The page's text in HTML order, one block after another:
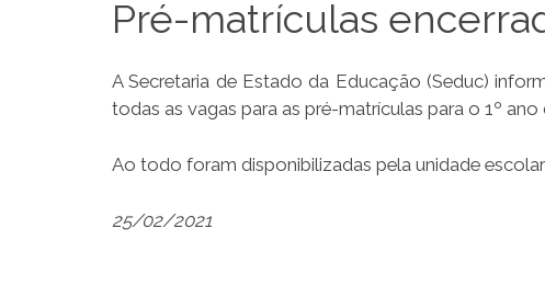
Pré-matrículas
A Secretaria de Estado da Educação (Seduc)
todas as vagas para as pré-matrículas para o 1º
Ao todo foram disponibilizadas pela unidade
25/02/2021